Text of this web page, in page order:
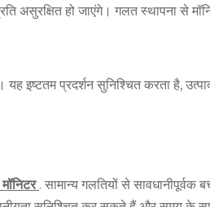
असुरक्षित हो जाएंगे। गलत स्थापना से
इष्टतम प्रदर्शन सुनिश्चित करता है,
. सामान्य गलतियों से सावधानीपूर्वक